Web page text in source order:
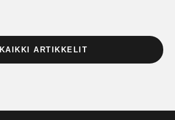
KAIKKI ARTIKKELIT